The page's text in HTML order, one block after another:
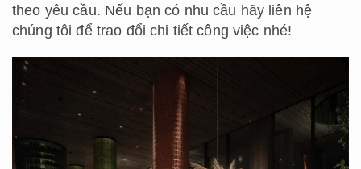
theo yêu cầu. Nếu bạn có nhu cầu hãy liên hệ
chúng tôi để trao đổi chi tiết công việc nhé!